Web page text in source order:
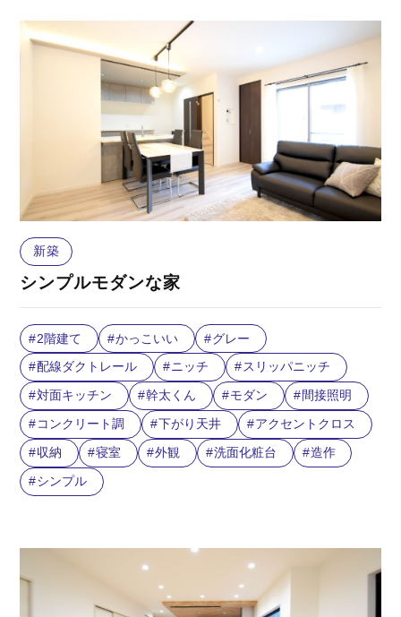
新築
シンプルモダンな家
2階建て かっこいい
グレー
配線ダクトレール
ニッチ
スリッパニッチ
対面キッチン
幹太くん モダン
間接照明
コンクリート調
下がり天井
アクセントクロス
収納
寝室 外観 洗面化粧台
造作
シンプル